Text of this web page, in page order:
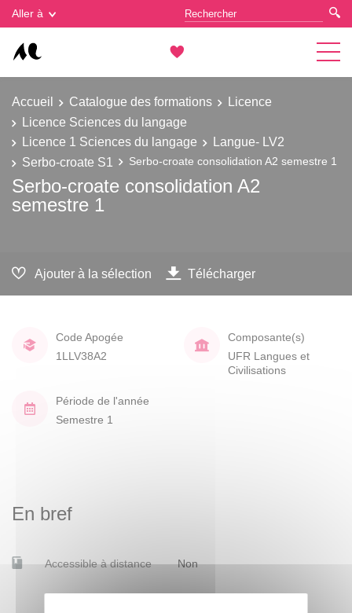
Aller à
Accueil Catalogue des formations
Licence
Licence Sciences du langage
Licence 1 Sciences du langage
Langue- LV2
Serbo-croate S1
Serbo-croate consolidation A2 semestre 1
Serbo-croate consolidation A2
semestre 1
Ajouter à la sélection Télécharger
Code Apogée
1LLV38A2
Composante(s)
UFR Langues et
Civilisations
Période de l'année
Semestre 1
En bref
Accessible à distance Non
Gestion des cookies